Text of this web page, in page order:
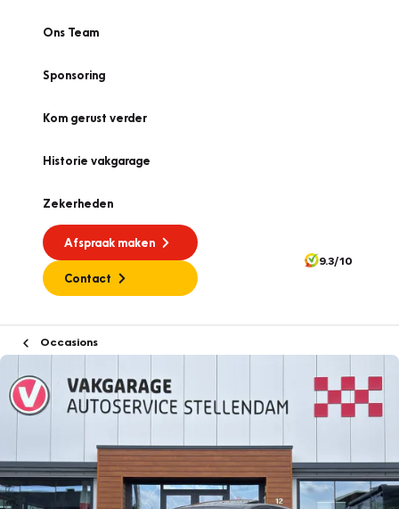
Ons Team
Sponsoring
Kom gerust verder
Historie vakgarage
Zekerheden
Afspraak maken
Contact
9.3/10
Occasions